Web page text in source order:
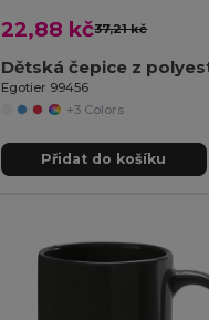
22,88 kč37,21 kč
Dětská čepice z
Egotier 99456
+3 Colors
Přidat do košíku